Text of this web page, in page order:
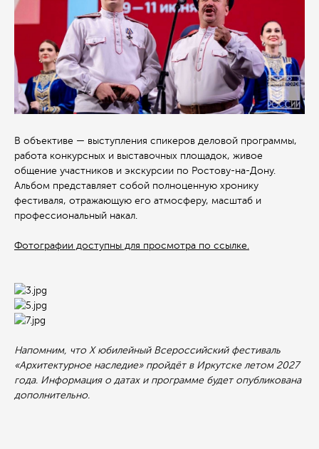
В объективе — выступления спикеров деловой программы,
работа конкурсных и выставочных площадок, живое
общение участников и экскурсии по Ростову-на-Дону.
Альбом представляет собой полноценную хронику
фестиваля, отражающую его атмосферу, масштаб и
профессиональный накал.
Фотографии доступны для просмотра по ссылке.
Напомним, что X юбилейный Всероссийский фестиваль
«Архитектурное наследие» пройдёт в Иркутске летом 2027
года. Информация о датах и программе будет опубликована
дополнительно.